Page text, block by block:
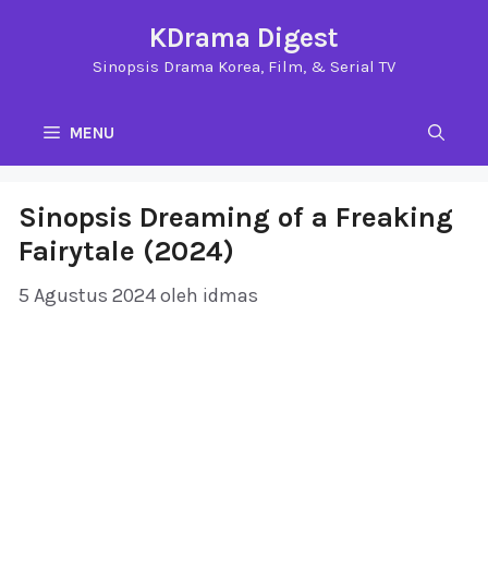
KDrama Digest
Sinopsis Drama Korea, Film, & Serial TV
MENU
Sinopsis Dreaming of a Freaking
Fairytale (2024)
5 Agustus 2024oleh idmas